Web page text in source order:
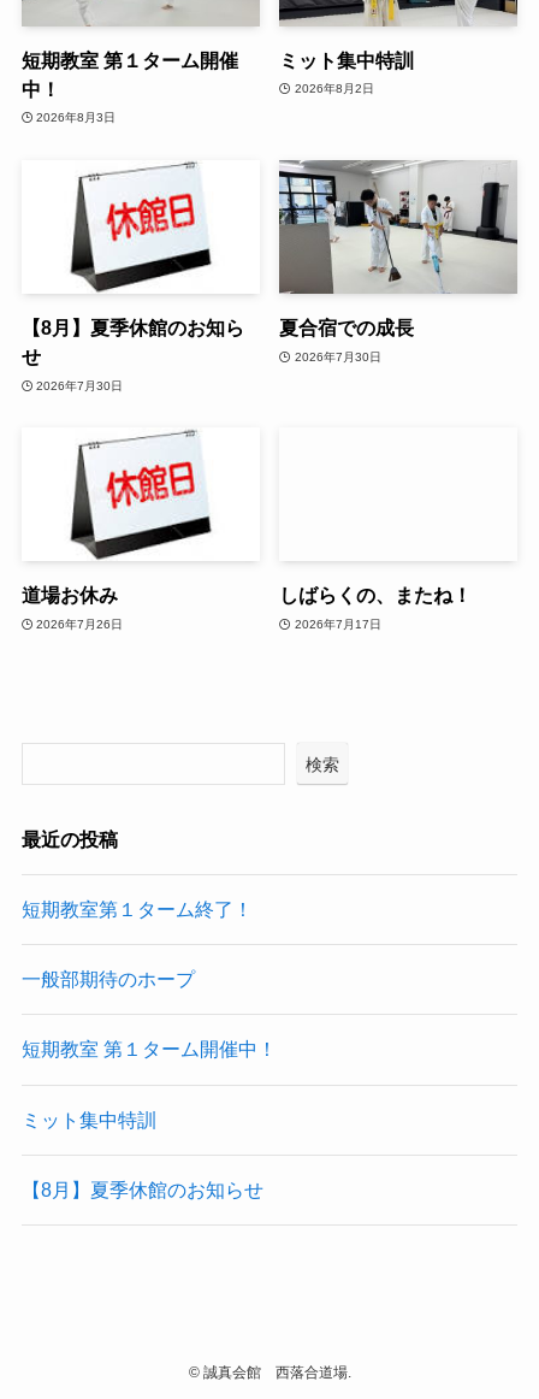
短期教室 第１ターム開催
中！
2026年8月3日
ミット集中特訓
2026年8月2日
【8月】夏季休館のお知ら
せ
2026年7月30日
夏合宿での成長
2026年7月30日
道場お休み
2026年7月26日
しばらくの、またね！
2026年7月17日
検索
最近の投稿
短期教室第１ターム終了！
一般部期待のホープ
短期教室 第１ターム開催中！
ミット集中特訓
【8月】夏季休館のお知らせ
©誠真会館 西落合道場.